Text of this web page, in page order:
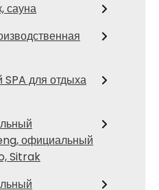
сауна
для отдыха
официальный
Sitrak